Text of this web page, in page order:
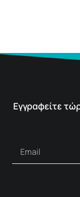
Εγγραφείτε